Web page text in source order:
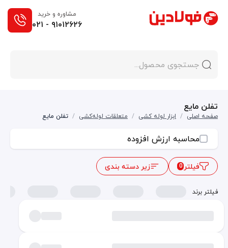
مشاوره و خرید
۰۲۱ - ۹۱۰۱۲۶۲۶
تفلن مایع
صفحه اصلی / ابزار لوله کشی / متعلقات لوله‌کشی / تفلن مایع
محاسبه ارزش افزوده
فیلتر0 زیر دسته بندی
فیلتر برند